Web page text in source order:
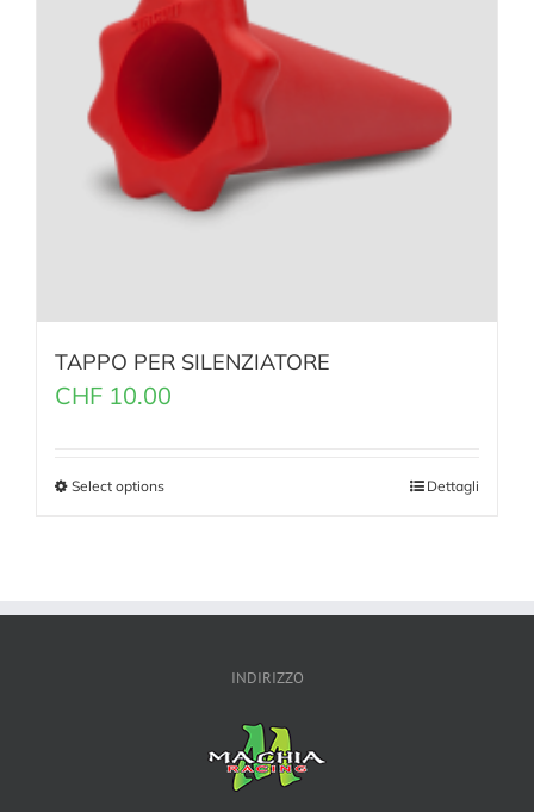
TAPPO PER SILENZIATORE
CHF 10.00
Select options Dettagli
INDIRIZZO